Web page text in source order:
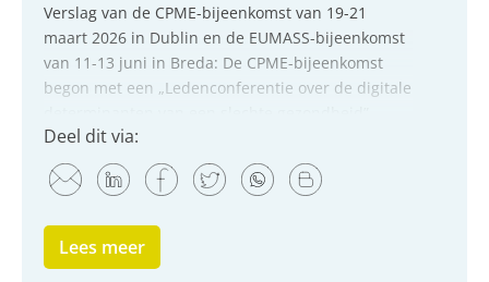
Verslag van de CPME-bijeenkomst van 19-21
maart 2026 in Dublin en de EUMASS-bijeenkomst
van 11-13 juni in Breda: De CPME-bijeenkomst
begon met een „Ledenconferentie over de digitale
georganiseerd door de...
Deel dit via:
Lees meer